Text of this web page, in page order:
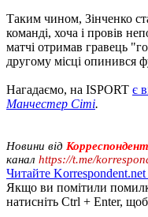
Таким чином, Зінченко
команді, хоча і провів
матчі отримав гравець
другому місці опинився
Нагадаємо, на ISPORT є
Манчестер Сіті.
Новини від
канал https://t.me/
Читайте
Якщо ви помітили
натисніть Ctrl + Enter,